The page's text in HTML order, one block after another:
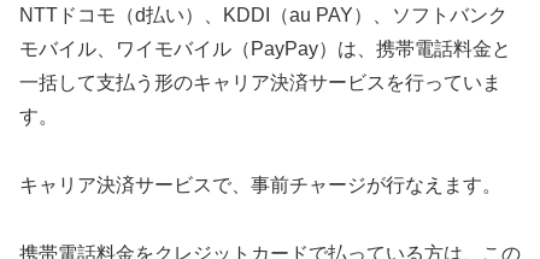
NTTドコモ（d払い）、KDDI（au PAY）、ソフトバンク
モバイル、ワイモバイル（PayPay）は、携帯電話料金と
一括して支払う形のキャリア決済サービスを行っていま
す。
キャリア決済サービスで、事前チャージが行なえます。
携帯電話料金をクレジットカードで払っている方は、この